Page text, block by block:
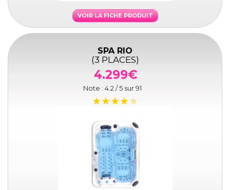
VOIR LA FICHE PRODUIT
SPA RIO
(3 PLACES)
4.299€
Note : 4.2 / 5 sur91